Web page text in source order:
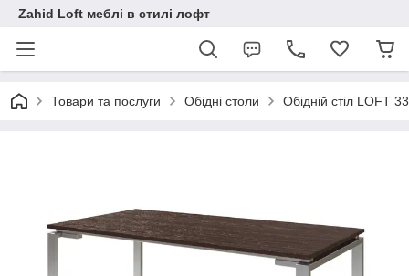
Zahid Loft меблі в стилі лофт
Товари та послуги Обідні столи Обідній стіл LOFT